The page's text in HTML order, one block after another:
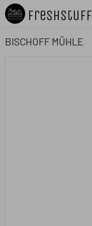
Freshstuff
Bischoff Mühle